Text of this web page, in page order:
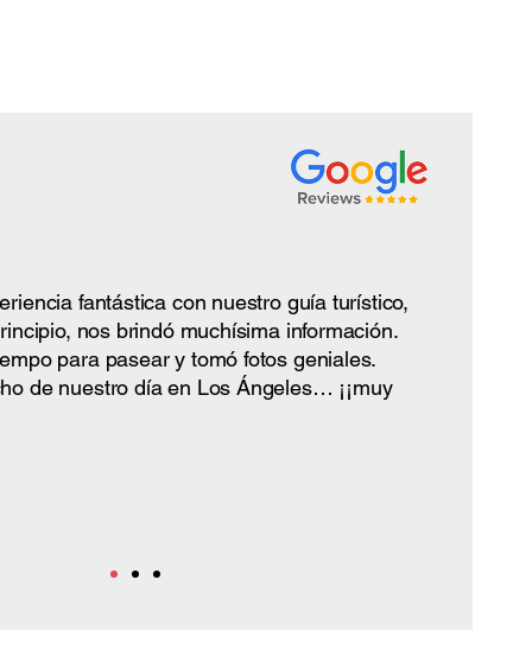
fantástica con nuestro guía turístico,
nos brindó muchísima información.
para pasear y tomó fotos geniales.
de nuestro día en Los Ángeles… ¡¡muy